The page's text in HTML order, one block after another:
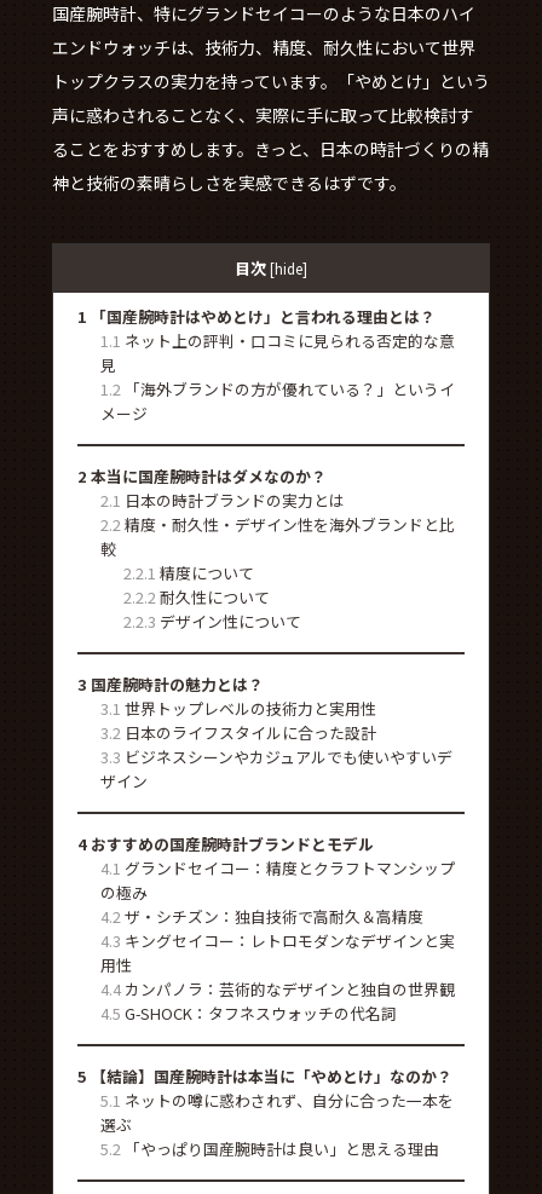
国産腕時計、特にグランドセイコーのような日本のハイ
エンドウォッチは、技術力、精度、耐久性において世界
トップクラスの実力を持っています。「やめとけ」という
声に惑わされることなく、実際に手に取って比較検討す
ることをおすすめします。きっと、日本の時計づくりの精
神と技術の素晴らしさを実感できるはずです。
目次 [hide]
1 「国産腕時計はやめとけ」と言われる理由とは？
1.1 ネット上の評判・口コミに見られる否定的な意
見
1.2「海外ブランドの方が優れている？」というイ
メージ
2 本当に国産腕時計はダメなのか？
2.1 日本の時計ブランドの実力とは
2.2精度・耐久性・デザイン性を海外ブランドと比
較
2.2.1 精度について
2.2.2耐久性について
2.2.3 デザイン性について
3 国産腕時計の魅力とは？
3.1 世界トップレベルの技術力と実用性
3.2日本のライフスタイルに合った設計
3.3 ビジネスシーンやカジュアルでも使いやすいデ
ザイン
4おすすめの国産腕時計ブランドとモデル
4.1 グランドセイコー：精度とクラフトマンシップ
の極み
4.2ザ・シチズン：独自技術で高耐久＆高精度
4.3 キングセイコー：レトロモダンなデザインと実
用性
4.4カンパノラ：芸術的なデザインと独自の世界観
4.5 G-SHOCK：タフネスウォッチの代名詞
5 【結論】国産腕時計は本当に「やめとけ」なのか？
5.1 ネットの噂に惑わされず、自分に合った一本を
選ぶ
5.2「やっぱり国産腕時計は良い」と思える理由